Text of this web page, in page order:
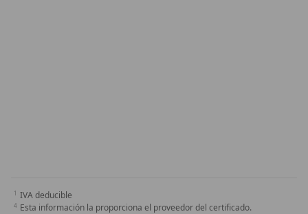
IVA deducible
Esta información la proporciona el proveedor del certificado.